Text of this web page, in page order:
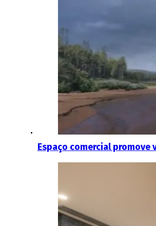
Espaço comercial promove